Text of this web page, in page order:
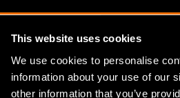
This website uses cookies
We use cookies to personalise
information about your use of our
other information that you’ve